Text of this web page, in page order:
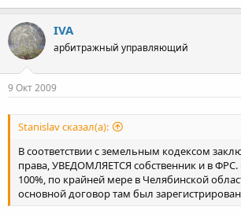
IVA
арбитражный управляющий
9 Окт 2009
Stanislav сказал(а):
В соответствии с земельным кодексом
права, УВЕДОМЛЯЕТСЯ собственник и в ФРС.
100%, по крайней мере в Челябинской
основной договор там был зарегистрирован